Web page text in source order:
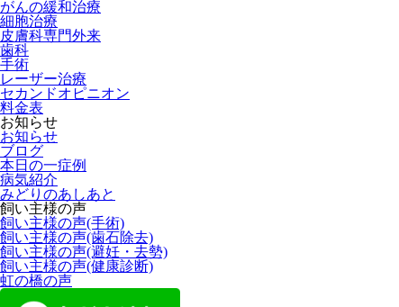
がんの緩和治療
細胞治療
皮膚科専門外来
歯科
手術
レーザー治療
セカンドオピニオン
料金表
お知らせ
お知らせ
ブログ
本日の一症例
病気紹介
みどりのあしあと
飼い主様の声
飼い主様の声(手術)
飼い主様の声(歯石除去)
飼い主様の声(避妊・去勢)
飼い主様の声(健康診断)
虹の橋の声